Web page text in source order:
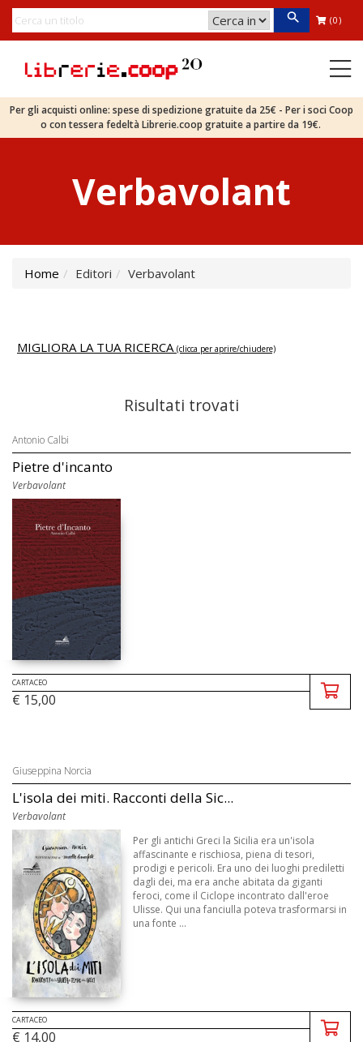
(0)
Per gli acquisti online: spese di spedizione gratuite da 25€ - Per i soci Coop
o con tessera fedeltà Librerie.coop gratuite a partire da 19€.
Verbavolant
Home Editori Verbavolant
MIGLIORA LA TUA RICERCA (clicca per aprire/chiudere)
Risultati trovati
Antonio Calbi
Pietre d'incanto
Verbavolant
CARTACEO
€ 15,00
Giuseppina Norcia
L'isola dei miti. Racconti della Sic...
Verbavolant
Per gli antichi Greci la Sicilia era un'isola
affascinante e rischiosa, piena di tesori,
prodigi e pericoli. Era uno dei luoghi prediletti
dagli dei, ma era anche abitata da giganti
feroci, come il Ciclope incontrato dall'eroe
Ulisse. Qui una fanciulla poteva trasformarsi in
una fonte ...
CARTACEO
€ 14,00